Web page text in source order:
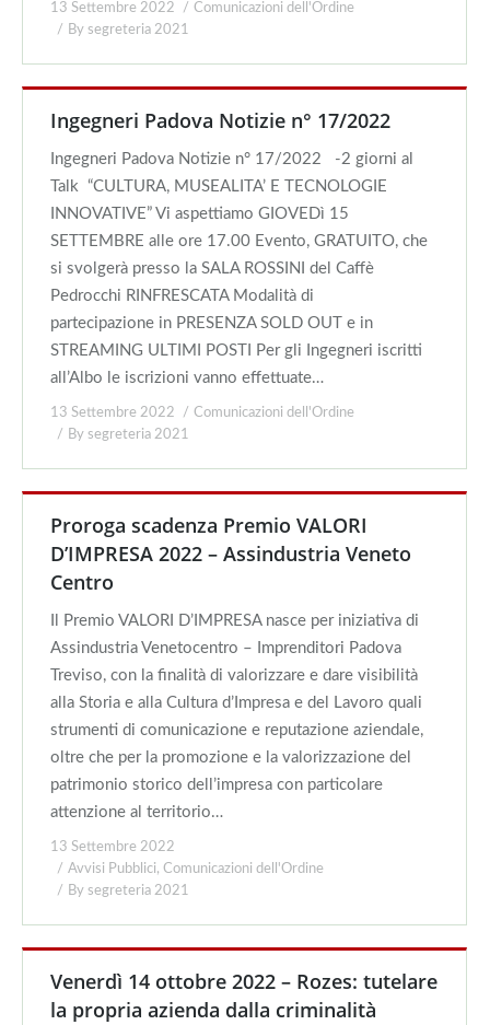
13 Settembre 2022
Comunicazioni dell'Ordine
By segreteria 2021
Ingegneri Padova Notizie n° 17/2022
Ingegneri Padova Notizie n° 17/2022 -2 giorni al
Talk “CULTURA, MUSEALITA’ E TECNOLOGIE
INNOVATIVE” Vi aspettiamo GIOVEDì 15
SETTEMBRE alle ore 17.00 Evento, GRATUITO, che
si svolgerà presso la SALA ROSSINI del Caffè
Pedrocchi RINFRESCATA Modalità di
partecipazione in PRESENZA SOLD OUT e in
STREAMING ULTIMI POSTI Per gli Ingegneri iscritti
all’Albo le iscrizioni vanno effettuate…
13 Settembre 2022
Comunicazioni dell'Ordine
By segreteria 2021
Proroga scadenza Premio VALORI
D’IMPRESA 2022 – Assindustria Veneto
Centro
Il Premio VALORI D’IMPRESA nasce per iniziativa di
Assindustria Venetocentro – Imprenditori Padova
Treviso, con la finalità di valorizzare e dare visibilità
alla Storia e alla Cultura d’Impresa e del Lavoro quali
strumenti di comunicazione e reputazione aziendale,
oltre che per la promozione e la valorizzazione del
patrimonio storico dell’impresa con particolare
attenzione al territorio…
13 Settembre 2022
Avvisi Pubblici, Comunicazioni dell'Ordine
By segreteria 2021
Venerdì 14 ottobre 2022 – Rozes: tutelare
la propria azienda dalla criminalità